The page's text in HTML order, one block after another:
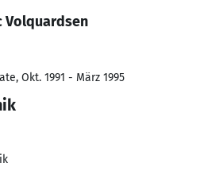
Volquardsen
Okt. 1991 - März 1995